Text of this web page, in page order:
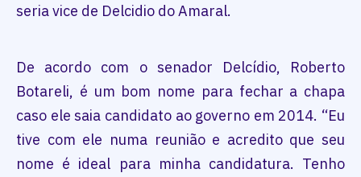
seria vice de Delcidio do Amaral.
De acordo com o senador Delcídio, Roberto
Botareli, é um bom nome para fechar a chapa
caso ele saia candidato ao governo em 2014. “Eu
tive com ele numa reunião e acredito que seu
nome é ideal para minha candidatura. Tenho